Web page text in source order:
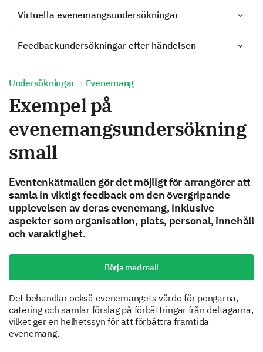
Virtuella evenemangsundersökningar
Feedbackundersökningar efter händelsen
Undersökningar Evenemang
Exempel på
evenemangsundersökning
small
Eventenkätmallen gör det möjligt för arrangörer att
samla in viktigt feedback om den övergripande
upplevelsen av deras evenemang, inklusive
aspekter som organisation, plats, personal, innehåll
och varaktighet.
Börja med mall
Det behandlar också evenemangets värde för pengarna,
catering och samlar förslag på förbättringar från deltagarna,
vilket ger en helhetssyn för att förbättra framtida
evenemang.